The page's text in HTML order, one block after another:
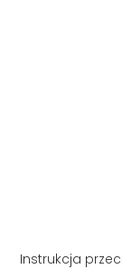
Instrukcja